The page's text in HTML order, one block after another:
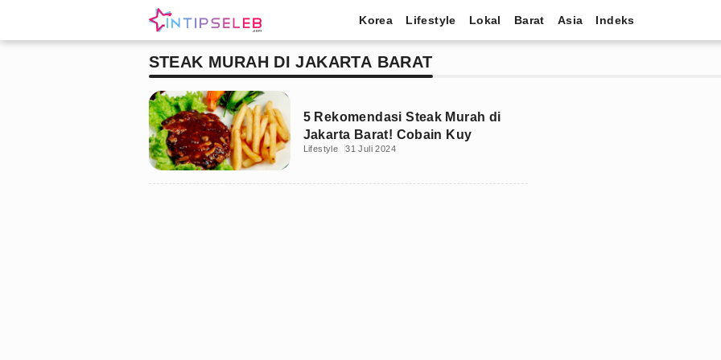
Korea Lifestyle Lokal Barat Asia Indeks
STEAK MURAH DI JAKARTA BARAT
5 Rekomendasi Steak Murah di
Jakarta Barat! Cobain Kuy
Lifestyle 31 Juli 2024